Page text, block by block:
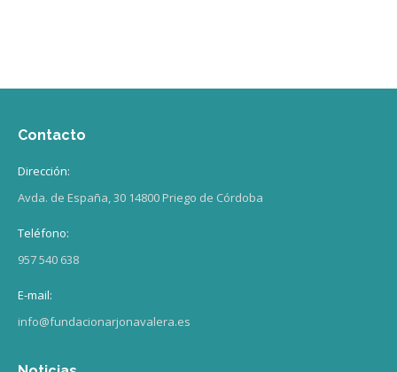
Contacto
Dirección:
Avda. de España, 30 14800 Priego de Córdoba
Teléfono:
957 540 638
E-mail:
info@fundacionarjonavalera.es